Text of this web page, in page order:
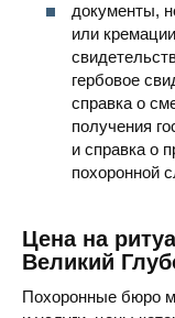
документы,
или
гербовое
справка о
получения
и справка о
похоронной
Цена на
Великий
Похоронные бюро